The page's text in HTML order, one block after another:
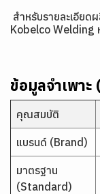
สำหรับรายละเอียด
Kobelco Welding
ข้อมูลจำเพา
คุณสมบัติ
แบรนด์ (Brand)
มาตรฐาน
(Standard)